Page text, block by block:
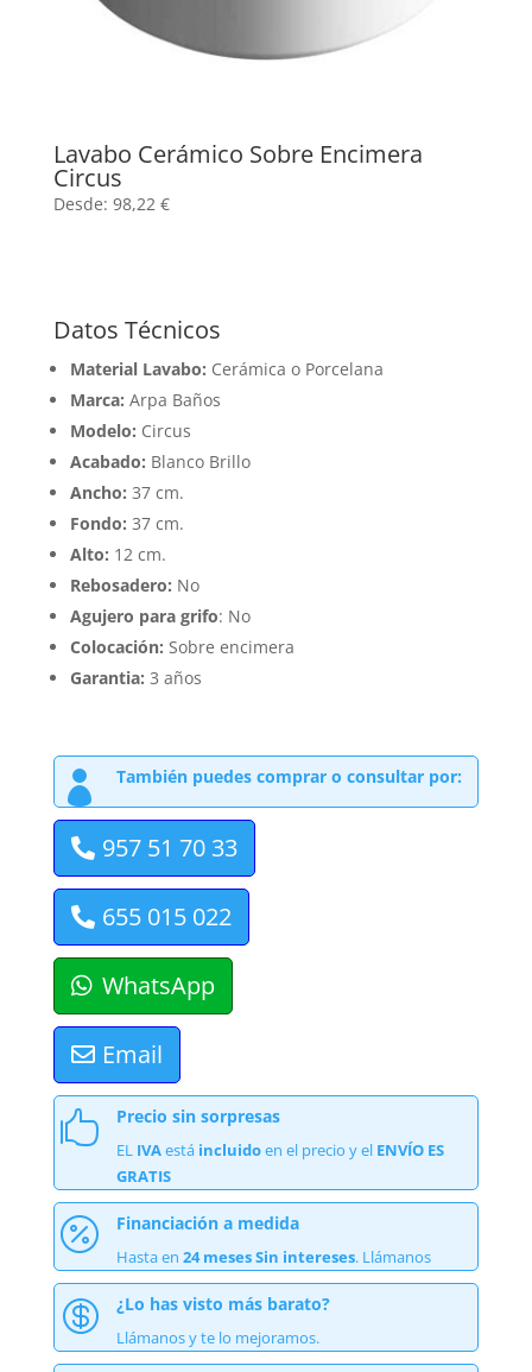
Lavabo Cerámico Sobre Encimera
Circus
Desde: 98,22 €
Datos Técnicos
Material Lavabo: Cerámica o Porcelana
Marca: Arpa Baños
Modelo: Circus
Acabado: Blanco Brillo
Ancho: 37 cm.
Fondo: 37 cm.
Alto: 12 cm.
Rebosadero: No
Agujero para grifo: No
Colocación: Sobre encimera
Garantia: 3 años
 También puedes comprar o consultar por:
957 51 70 33
655 015 022
WhatsApp
Email
 Precio sin sorpresas
EL IVAestá incluidoen el precio y el ENVÍO ES
GRATIS
 Financiación a medida
Hasta en 24 meses Sin intereses. Llámanos
 ¿Lo has visto más barato?
Llámanos y te lo mejoramos.